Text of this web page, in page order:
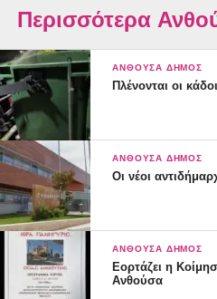
Περισσότερα
ΑΝΘΟΎΣΑ ΔΉΜΟΣ
Πλένονται οι
ΑΝΘΟΎΣΑ ΔΉΜΟΣ
Οι νέοι
ΑΝΘΟΎΣΑ ΔΉΜΟΣ
Εορτάζει η
Ανθούσα